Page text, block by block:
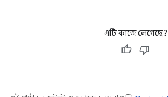
এটি কাজে লেগেছে?